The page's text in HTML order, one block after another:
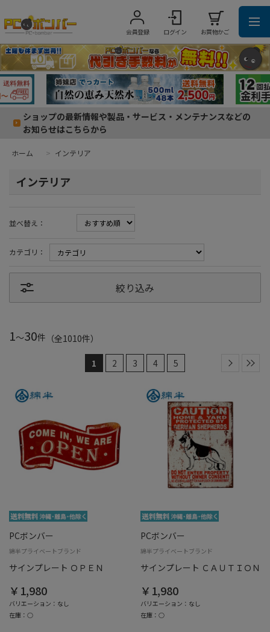
会員登録 ログイン お買物かご
ショップの最新情報や製品・サービス・メンテナンスなどの
お知らせはこちらから
ホーム > インテリア
インテリア
並べ替え：
カテゴリ：
絞り込み
1～30件 （全1010件）
1 2 3 4 5
PCボンバー
綿半プライベートブランド
サインプレート ＯＰＥＮ
￥1,980
バリエーション：なし
在庫：○
PCボンバー
綿半プライベートブランド
サインプレート ＣＡＵＴＩＯＮ
￥1,980
バリエーション：なし
在庫：○